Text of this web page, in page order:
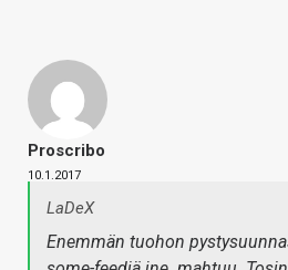
Proscribo
10.1.2017
LaDeX
Enemmän tuohon